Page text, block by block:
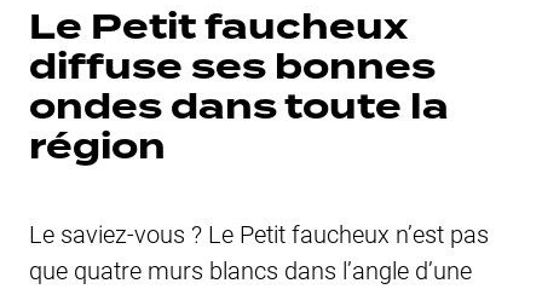
Le Petit faucheux
diffuse ses bonnes
ondes dans toute la
région
Le saviez-vous ? Le Petit faucheux n’est pas
que quatre murs blancs dans l’angle d’une